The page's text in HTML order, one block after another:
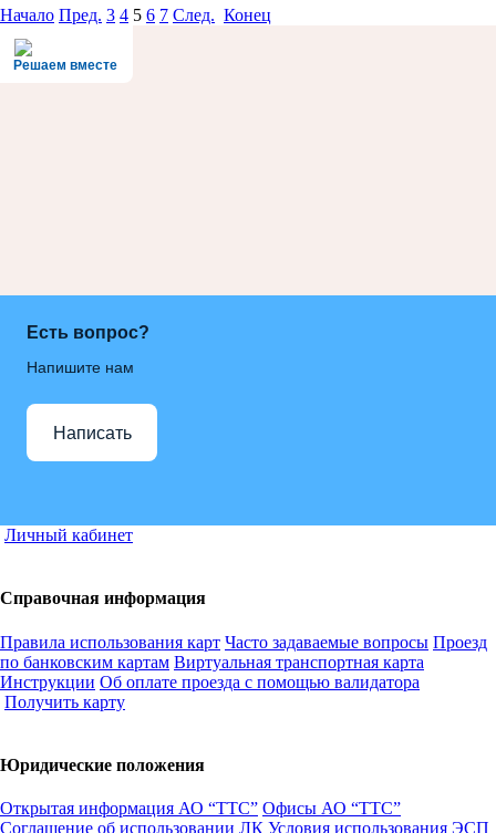
Начало Пред. 3 4 5 6 7 След. Конец
Решаем вместе
Есть вопрос?
Напишите нам
Написать
Личный кабинет
Справочная информация
Правила использования карт Часто задаваемые вопросы Проезд
по банковским картам Виртуальная транспортная карта
Инструкции Об оплате проезда с помощью валидатора
Получить карту
Юридические положения
Открытая информация АО “ТТС” Офисы АО “ТТС”
Соглашение об использовании ЛК Условия использования ЭСП